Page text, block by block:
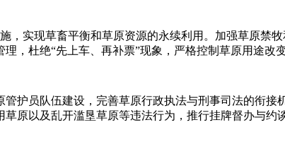
实现草畜平衡和草原资源的永续利用。加强草原禁
，杜绝“先上车、再补票”现象，严格控制草原用途改变
员队伍建设，完善草原行政执法与刑事司法的衔接
原以及乱开滥垦草原等违法行为，推行挂牌督办与约